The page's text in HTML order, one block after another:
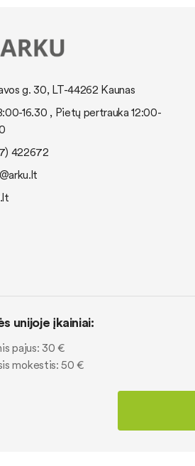
g. 30, LT-44262 Kaunas
16.30 , Pietų pertrauka 12:00-
422672
unijoje įkainiai:
pajus: 30 €
mokestis: 50 €